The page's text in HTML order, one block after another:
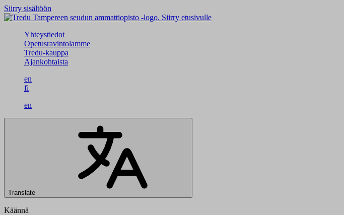
Siirry sisältöön
Siirry etusivulle
Yhteystiedot
Opetusravintolamme
Tredu-kauppa
Ajankohtaista
en
fi
en
Translate
Käännä